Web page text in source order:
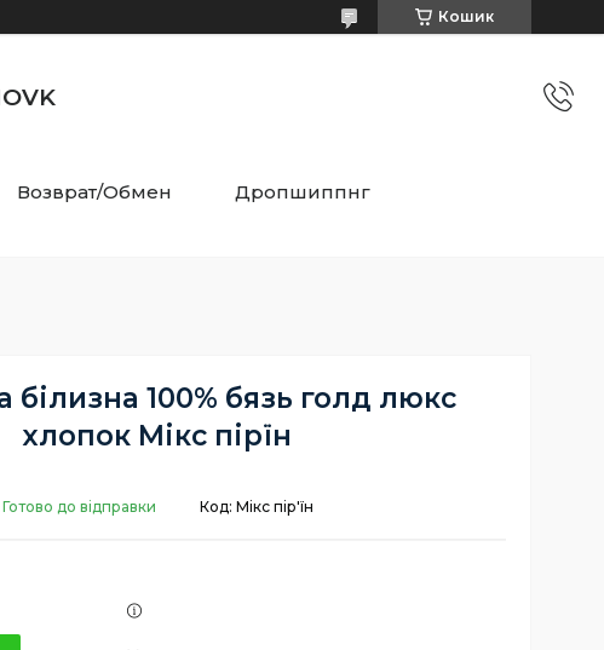
Кошик
Возврат/Обмен Дропшиппнг
білизна 100% бязь голд люкс
хлопок Мікс пірїн
Готово до відправки Код: Мікс пір'їн